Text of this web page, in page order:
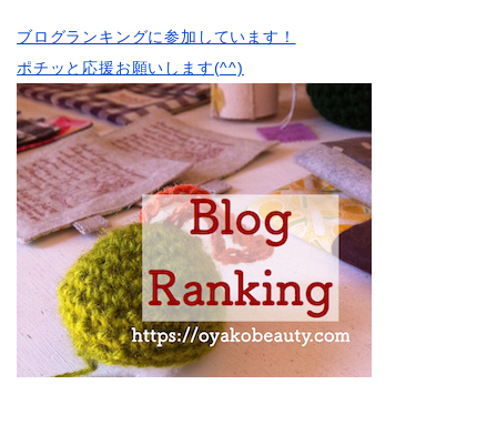
ブログランキングに参加しています！
ポチッと応援お願いします(^^)